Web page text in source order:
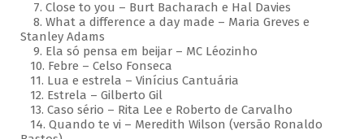
7. Close to you – Burt Bacharach e Hal Davies
8. What a difference a day made – Maria Greves e
Stanley Adams
9. Ela só pensa em beijar – MC Léozinho
10. Febre – Celso Fonseca
11. Lua e estrela – Vinícius Cantuária
12. Estrela – Gilberto Gil
13. Caso sério – Rita Lee e Roberto de Carvalho
14. Quando te vi – Meredith Wilson (versão Ronaldo